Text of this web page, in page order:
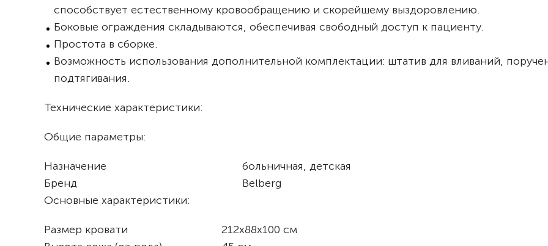
способствует естественному кровообращению и скорейшему выздоровлению.
Боковые ограждения складываются, обеспечивая свободный доступ к пациенту.
Простота в сборке.
Возможность использования дополнительной комплектации: штатив для вливаний,
подтягивания.
Технические характеристики:
Общие параметры:
Назначение
больничная, детская
Бренд
Belberg
Основные характеристики:
Размер кровати
212х88х100 см